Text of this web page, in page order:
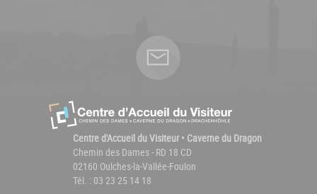
Centre d'Accueil du Visiteur • Caverne du Dragon
Chemin des Dames - RD 18 CD
02160 Oulches-la-Vallée-Foulon
Tél. : 03 23 25 14 18